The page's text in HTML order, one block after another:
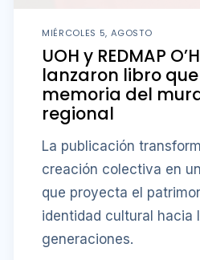
MIÉRCOLES 5, AGOSTO
UOH y REDMAP
lanzaron libro
memoria del
regional
La publicación
creación colectiva en
que proyecta el
identidad cultural hacia
generaciones.